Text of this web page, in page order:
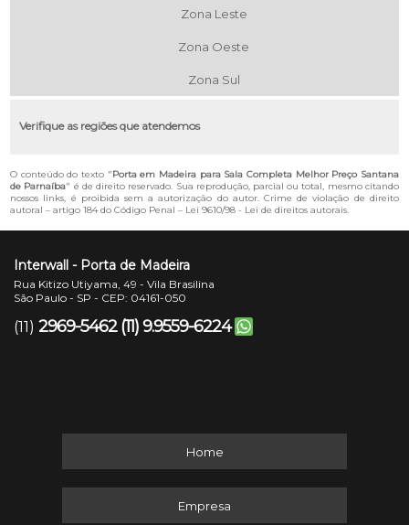
Zona Leste
Zona Oeste
Zona Sul
Verifique as regiões que atendemos
O conteúdo do texto "Porta em Madeira para Sala Completa Melhor Preço Santana
de Parnaíba" é de direito reservado. Sua reprodução, parcial ou total, mesmo citando
nossos links, é proibida sem a autorização do autor. Crime de violação de direito
autoral – artigo 184 do Código Penal – Lei 9610/98 - Lei de direitos autorais.
Interwall - Porta de Madeira
Rua Kitizo Utiyama, 49 - Vila Brasilina
São Paulo - SP - CEP: 04161-050
(11) 2969-5462 (11) 9.9559-6224
Home
Empresa